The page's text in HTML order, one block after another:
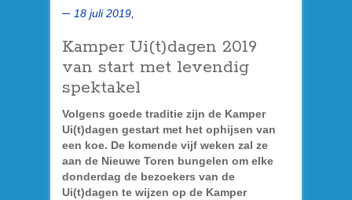
18 juli 2019,
Kamper Ui(t)dagen 2019
van start met levendig
spektakel
Volgens goede traditie zijn de Kamper
Ui(t)dagen gestart met het ophijsen van
een koe. De komende vijf weken zal ze
aan de Nieuwe Toren bungelen om elke
donderdag de bezoekers van de
Ui(t)dagen te wijzen op de Kamper